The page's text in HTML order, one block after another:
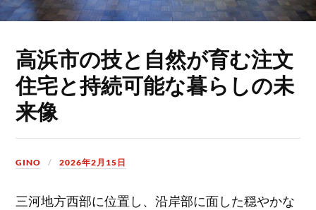
高浜市の技と自然が育む注文
住宅と持続可能な暮らしの未
来像
GINO 2026年2月15日
三河地方西部に位置し、沿岸部に面した穏やかな